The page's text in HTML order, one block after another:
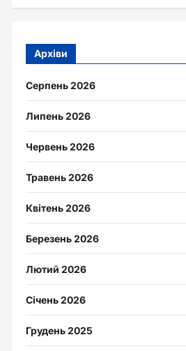
Архіви
Серпень 2026
Липень 2026
Червень 2026
Травень 2026
Квітень 2026
Березень 2026
Лютий 2026
Січень 2026
Грудень 2025